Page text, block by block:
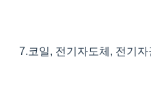
7.코일, 전기자도체, 전기